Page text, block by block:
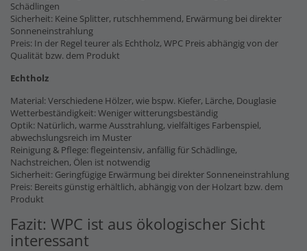
Schädlingen
Sicherheit: Keine Splitter, rutschhemmend, Erwärmung bei direkter
Sonneneinstrahlung
Preis: In der Regel teurer als Echtholz, WPC Preis abhängig von der
Qualität bzw. dem Produkt
Echtholz
Material: Verschiedene Hölzer, wie bspw. Kiefer, Lärche, Douglasie
Wetterbeständigkeit: Weniger witterungsbeständig
Optik: Natürlich, warme Ausstrahlung, vielfältiges Farbenspiel,
abwechslungsreich im Muster
Reinigung & Pflege: flegeintensiv, anfällig für Schädlinge,
Nachstreichen, Ölen ist notwendig
Sicherheit: Geringfügige Erwärmung bei direkter Sonneneinstrahlung
Preis: Bereits günstig erhältlich, abhängig von der Holzart bzw. dem
Produkt
Fazit: WPC ist aus ökologischer Sicht
interessant